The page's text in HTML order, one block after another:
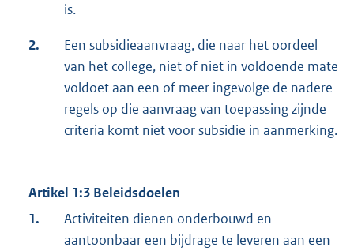
is.
2.
Een subsidieaanvraag, die naar het oordeel
van het college, niet of niet in voldoende mate
voldoet aan een of meer ingevolge de nadere
regels op die aanvraag van toepassing zijnde
criteria komt niet voor subsidie in aanmerking.
Artikel 1:3 Beleidsdoelen
1.
Activiteiten dienen onderbouwd en
aantoonbaar een bijdrage te leveren aan een